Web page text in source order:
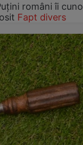
români îi
Fapt divers